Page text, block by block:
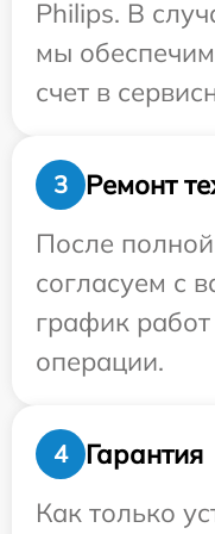
Philips. В
мы
счет в
3
Ремонт
После
согласуем с
график
операции.
4
Гарантия
Как только